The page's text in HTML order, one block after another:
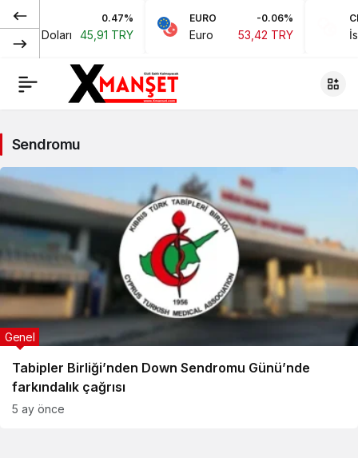
0.47%
Doları 45,91 TRY
EURO -0.06%
Euro 53,42 TRY
Sendromu
Tabipler Birliği’nden Down Sendromu Günü’nde
farkındalık çağrısı
Genel
5 ay önce